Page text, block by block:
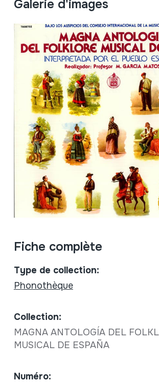
Galerie d'images
Fiche complète
Type de collection:
Phonothèque
Collection:
MAGNA ANTOLOGÍA DEL
MUSICAL DE ESPAÑA
Numéro: